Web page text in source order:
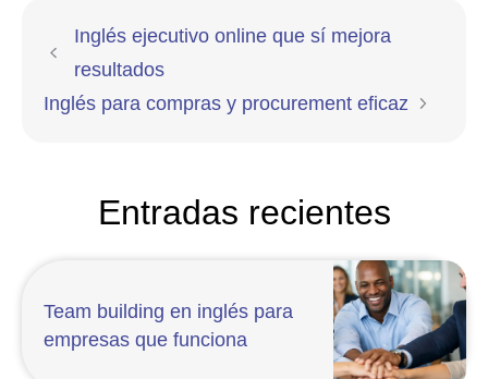
Inglés ejecutivo online que sí mejora
resultados
Inglés para compras y procurement eficaz
Entradas recientes
Team building en inglés para
empresas que funciona